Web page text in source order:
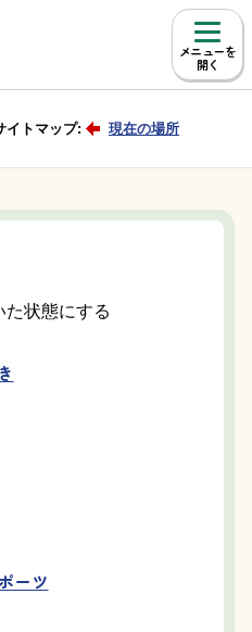
メニュー
イトマップ: 現在の場所
た状態にする
ーツ